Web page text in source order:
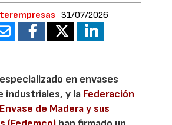
31/07/2026
en envases
industriales, y la Federación
de Madera y sus